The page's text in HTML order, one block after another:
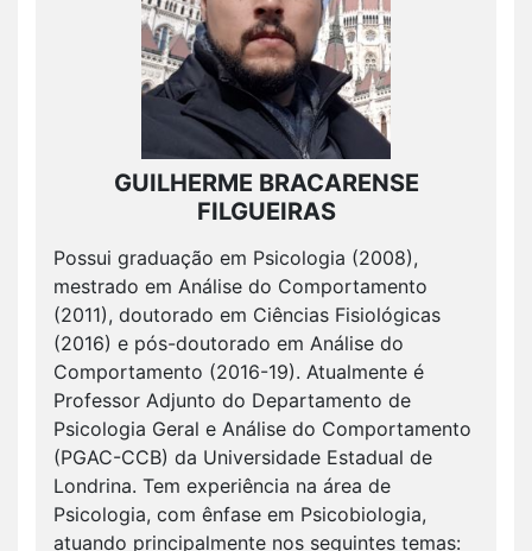
GUILHERME BRACARENSE
FILGUEIRAS
Possui graduação em Psicologia (2008),
mestrado em Análise do Comportamento
(2011), doutorado em Ciências Fisiológicas
(2016) e pós-doutorado em Análise do
Comportamento (2016-19). Atualmente é
Professor Adjunto do Departamento de
Psicologia Geral e Análise do Comportamento
(PGAC-CCB) da Universidade Estadual de
Londrina. Tem experiência na área de
Psicologia, com ênfase em Psicobiologia,
atuando principalmente nos seguintes temas: